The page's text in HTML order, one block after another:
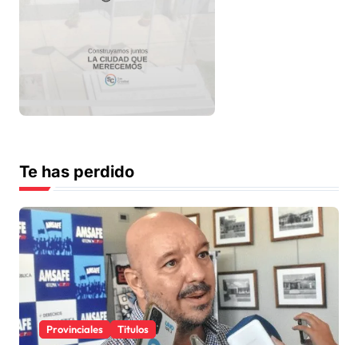
Te has perdido
Provinciales Titulos